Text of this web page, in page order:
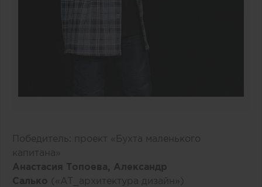
Победитель: проект «Бухта маленького
капитана»
Анастасия Топоева, Александр
Салько («AT_архитектура дизайн»)